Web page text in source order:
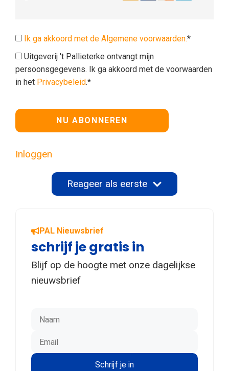
Ik ga akkoord met de Algemene voorwaarden.*
Uitgeverij 't Pallieterke ontvangt mijn
persoonsgegevens. Ik ga akkoord met de voorwaarden
in het Privacybeleid.*
Geen waarde
Inloggen
Reageer als eerste
PAL Nieuwsbrief
schrijf je gratis in
Blijf op de hoogte met onze dagelijkse
nieuwsbrief